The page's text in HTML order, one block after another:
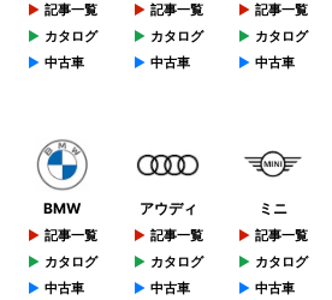
記事一覧
カタログ
中古車
記事一覧
カタログ
中古車
記事一覧
カタログ
中古車
BMW
記事一覧
カタログ
中古車
アウディ
記事一覧
カタログ
中古車
ミニ
記事一覧
カタログ
中古車